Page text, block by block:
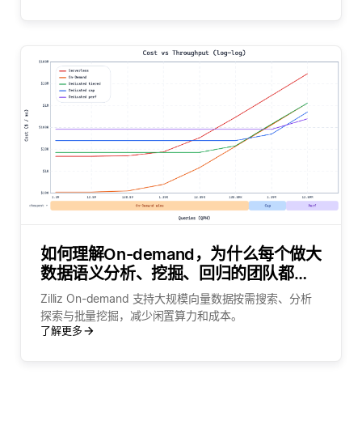
如何理解On-demand，为什么每个做大
数据语义分析、挖掘、回归的团队都需
要它？
Zilliz On-demand 支持大规模向量数据按需搜索、分析
探索与批量挖掘，减少闲置算力和成本。
了解更多